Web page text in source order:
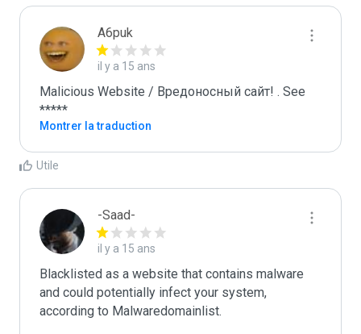
A6puk
il y a 15 ans
Malicious Website / Вредоносный сайт! . See
*****
Montrer la traduction
Utile
-Saad-
il y a 15 ans
Blacklisted as a website that contains malware
and could potentially infect your system,
according to Malwaredomainlist.